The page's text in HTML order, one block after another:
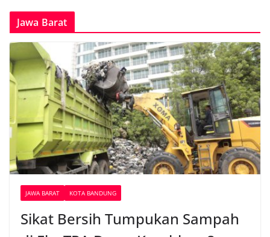
Jawa Barat
JAWA BARAT KOTA BANDUNG
Sikat Bersih Tumpukan Sampah